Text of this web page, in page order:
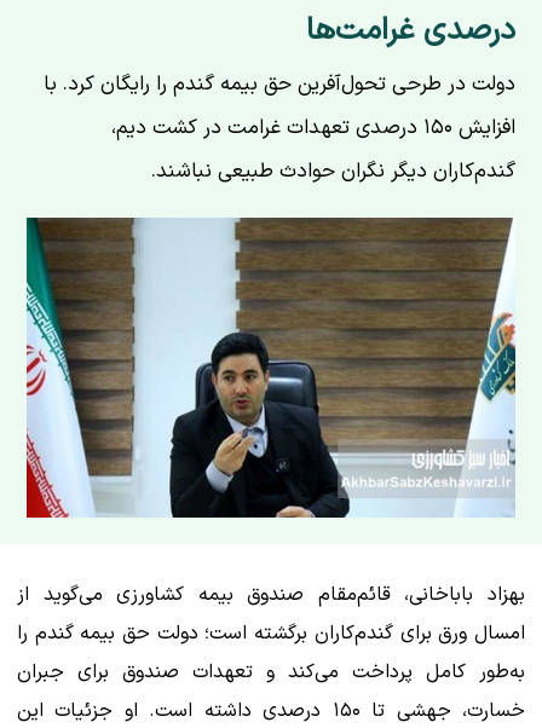
درصدی غرامت‌ها
دولت در طرحی تحول‌آفرین حق بیمه گندم را رایگان کرد. با
افزایش ۱۵۰ درصدی تعهدات غرامت در کشت دیم،
گندم‌کاران دیگر نگران حوادث طبیعی نباشند.
بهزاد باباخانی، قائم‌مقام صندوق بیمه کشاورزی می‌گوید از
امسال ورق برای گندم‌کاران برگشته است؛ دولت حق بیمه گندم را
به‌طور کامل پرداخت می‌کند و تعهدات صندوق برای جبران
خسارت، جهشی تا ۱۵۰ درصدی داشته است. او جزئیات این